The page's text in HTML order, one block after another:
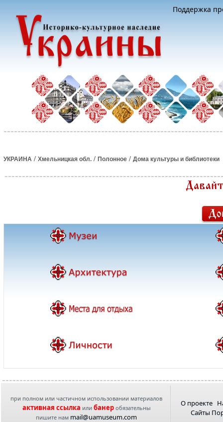
Поддержка
УКРАИНА / Хмельницкая обл. / Полонное / Дома культуры и библиотеки
при полном или частичном использовании материалов
активная ссылка или банеробязательны
пишите нам mail@uamuseum.com
О проекте
Сайты